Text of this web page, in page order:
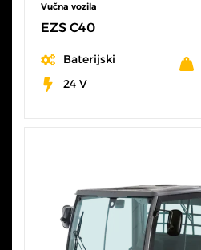
Vučna vozila
EZS C40
Baterijski
24 V